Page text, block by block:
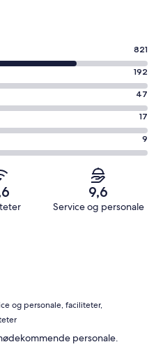
821
192
47
17
9
9,6
Service og personale
og personale, faciliteter,
personale.